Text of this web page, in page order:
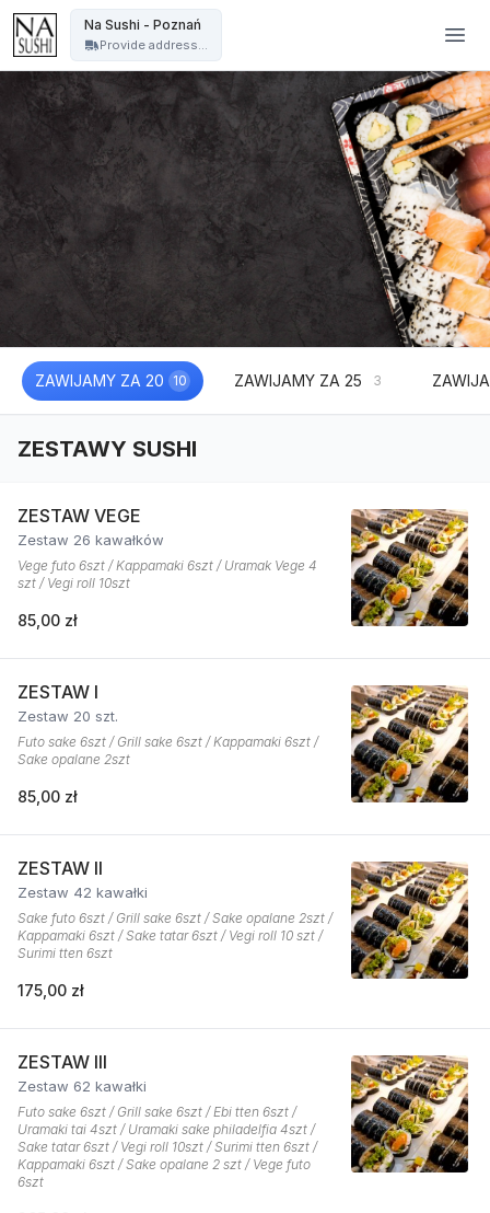
Na Sushi - Poznań
Provide address...
ZAWIJAMY ZA 20 10 ZAWIJAMY ZA 25 3
ZESTAWY SUSHI
ZESTAW VEGE
Zestaw 26 kawałków
Vege futo 6szt / Kappamaki 6szt / Uramak Vege 4
szt / Vegi roll 10szt
85,00 zł
ZESTAW I
Zestaw 20 szt.
Futo sake 6szt / Grill sake 6szt / Kappamaki 6szt /
Sake opalane 2szt
85,00 zł
ZESTAW II
Zestaw 42 kawałki
Sake futo 6szt / Grill sake 6szt / Sake opalane 2szt /
Kappamaki 6szt / Sake tatar 6szt / Vegi roll 10 szt /
Surimi tten 6szt
175,00 zł
ZESTAW III
Zestaw 62 kawałki
Futo sake 6szt / Grill sake 6szt / Ebi tten 6szt /
Uramaki tai 4szt / Uramaki sake philadelfia 4szt /
Sake tatar 6szt / Vegi roll 10szt / Surimi tten 6szt /
Kappamaki 6szt / Sake opalane 2 szt / Vege futo
6szt